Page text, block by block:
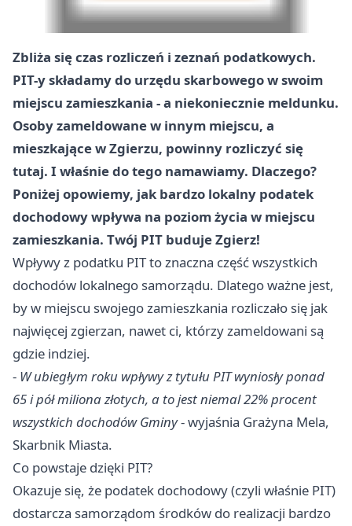
Zbliża się czas rozliczeń i zeznań podatkowych.
PIT-y składamy do urzędu skarbowego w swoim
miejscu zamieszkania - a niekoniecznie meldunku.
Osoby zameldowane w innym miejscu, a
mieszkające w Zgierzu, powinny rozliczyć się
tutaj. I właśnie do tego namawiamy. Dlaczego?
Poniżej opowiemy, jak bardzo lokalny podatek
dochodowy wpływa na poziom życia w miejscu
zamieszkania. Twój PIT buduje Zgierz!
Wpływy z podatku PIT to znaczna część wszystkich
dochodów lokalnego samorządu. Dlatego ważne jest,
by w miejscu swojego zamieszkania rozliczało się jak
najwięcej zgierzan, nawet ci, którzy zameldowani są
gdzie indziej.
- W ubiegłym roku wpływy z tytułu PIT wyniosły ponad
65 i pół miliona złotych, a to jest niemal 22% procent
wszystkich dochodów Gminy- wyjaśnia Grażyna Mela,
Skarbnik Miasta.
Co powstaje dzięki PIT?
Okazuje się, że podatek dochodowy (czyli właśnie PIT)
dostarcza samorządom środków do realizacji bardzo